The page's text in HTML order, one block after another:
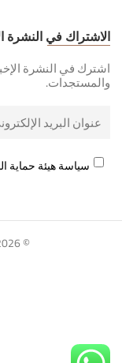
الاشتراك في النشرة
اشترك في النشرة
والمستجدات.
سياسة هيئة حماية
© 2026